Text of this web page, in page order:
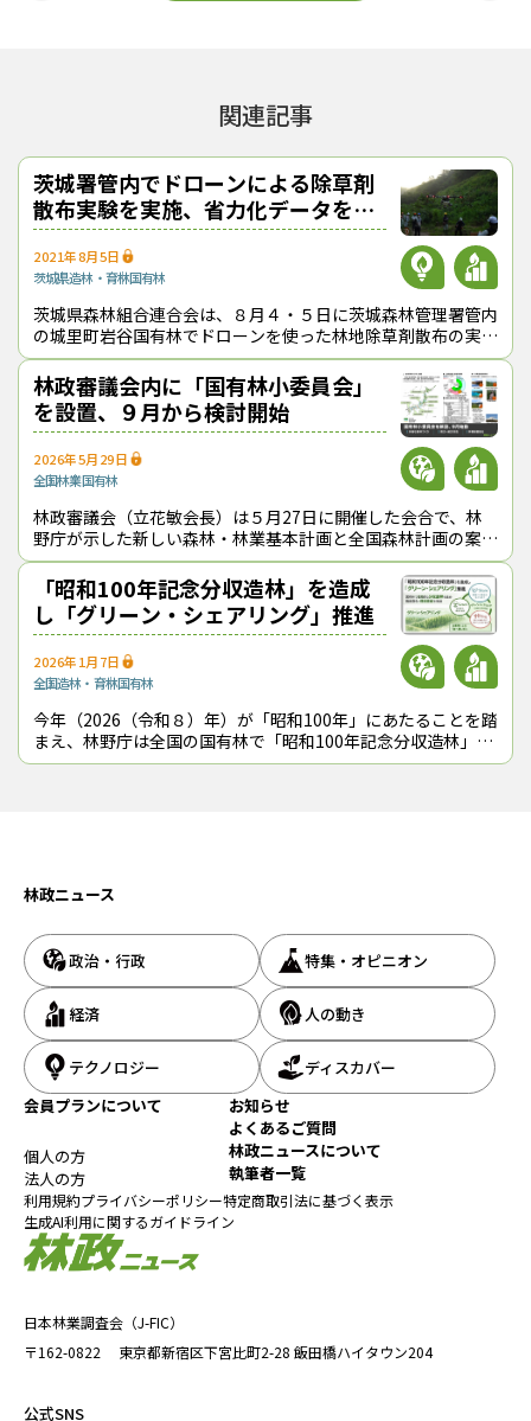
オキシン類の濃度なども調査することにしている。
『林政ニュース』編集部
おかげさまで、1994年の創刊から32年目に
入りました！ これからも皆様の手となり足
となり、最新の耳寄り情報をお届けしてまい
ります。
この記事をシェアする
関連記事
茨城署管内でドローンによる除草剤
散布実験を実施、省力化データを収
集
2021年8月5日
茨城県造林・育林国有林
茨城県森林組合連合会は、８月４・５日に茨城森林管理署管内
の城里町岩谷国有林でドローンを使った林地除草剤散布の実証
実験を実施し、関係者ら約20名が参加した。同国有林では、
昨年８月にも同様の実証実験を行
林政審議会内に「国有林小委員会」
を設置、９月から検討開始
2026年5月29日
全国林業国有林
林政審議会（立花敏会長）は５月27日に開催した会合で、林
野庁が示した新しい森林・林業基本計画と全国森林計画の案に
ついて内容を認め、答申した。また、同審議会の施策部会内に
「国有林小委員会」を設置し、９
「昭和100年記念分収造林」を造成
し「グリーン・シェアリング」推進
2026年1月7日
全国造林・育林国有林
今年（2026（令和８）年）が「昭和100年」にあたることを踏
まえ、林野庁は全国の国有林で「昭和100年記念分収造林」を
造成する。対象面積は１ha以上、契約期間は最長80年とし、
日本林業調査会（J-FIC）
〒162-0822
東京都新宿区下宮比町2-28 飯田橋ハイタウン204
公式SNS
林政ニュース
政治・行政 特集・オピニオン
経済 人の動き
テクノロジー
ディスカバー
会員プランについて
個人の方
法人の方
お知らせ
よくあるご質問
林政ニュースについて
執筆者一覧
利用規約プライバシーポリシー特定商取引法に基づく表示
生成AI利用に関するガイドライン